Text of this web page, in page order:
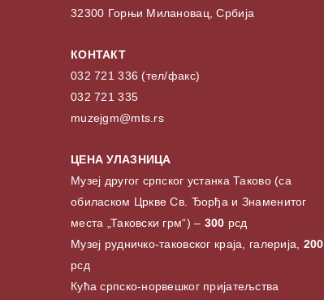
32300 Горњи Милановац, Србија
КОНТАКТ
032 721 336 (тел/факс)
032 721 335
muzejgm@mts.rs
ЦЕНА УЛАЗНИЦА
Музеј другог српског устанка Таково (са
обиласком Цркве Св. Ђорђа и Знаменитог
места „Таковски грм“) – 300 рсд
Музеј рудничко-таковског краја, галерија, 200
рсд
Кућа српско-норвешког пријатељства